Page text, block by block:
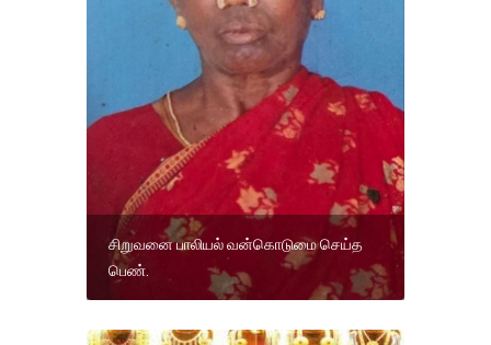
சிறுவனை பாலியல் வன்கொடுமை செய்த
பெண்.